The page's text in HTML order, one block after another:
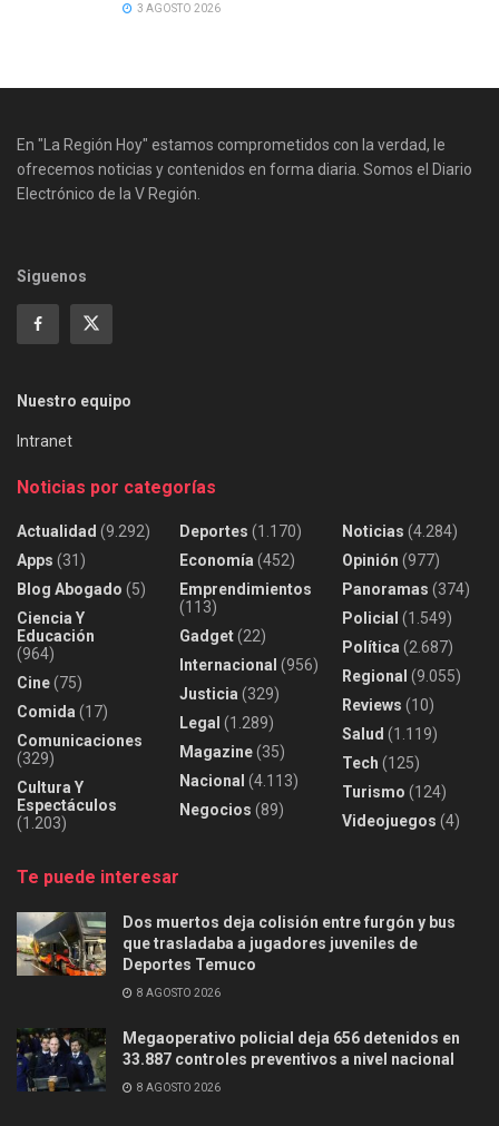
3 AGOSTO 2026
En "La Región Hoy" estamos comprometidos con la verdad, le
ofrecemos noticias y contenidos en forma diaria. Somos el Diario
Electrónico de la V Región.
Siguenos
Nuestro equipo
Intranet
Noticias por categorías
Actualidad (9.292)
Apps (31)
Blog Abogado (5)
Ciencia Y
Educación
(964)
Cine(75)
Comida (17)
Comunicaciones
(329)
Cultura Y
Espectáculos
(1.203)
Deportes (1.170)
Economía (452)
Emprendimientos
(113)
Gadget(22)
Internacional (956)
Justicia (329)
Legal (1.289)
Magazine(35)
Nacional (4.113)
Negocios (89)
Noticias (4.284)
Opinión (977)
Panoramas (374)
Policial (1.549)
Política (2.687)
Regional (9.055)
Reviews (10)
Salud (1.119)
Tech (125)
Turismo (124)
Videojuegos (4)
Te puede interesar
Dos muertos deja colisión entre furgón y bus
que trasladaba a jugadores juveniles de
Deportes Temuco
8 AGOSTO 2026
Megaoperativo policial deja 656 detenidos en
33.887 controles preventivos a nivel nacional
8 AGOSTO 2026